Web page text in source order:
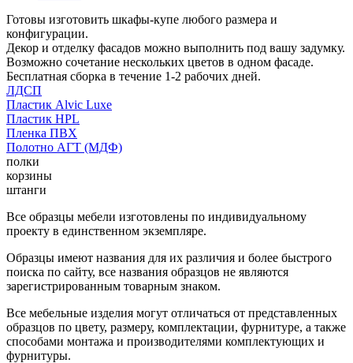
Готовы изготовить шкафы-купе любого размера и
конфигурации.
Декор и отделку фасадов можно выполнить под вашу задумку.
Возможно сочетание нескольких цветов в одном фасаде.
Бесплатная сборка в течение 1-2 рабочих дней.
ЛДСП
Пластик Alvic Luxe
Пластик HPL
Пленка ПВХ
Полотно АГТ (МДФ)
полки
корзины
штанги
Все образцы мебели изготовлены по индивидуальному
проекту в единственном экземпляре.
Образцы имеют названия для их различия и более быстрого
поиска по сайту, все названия образцов не являются
зарегистрированным товарным знаком.
Все мебельные изделия могут отличаться от представленных
образцов по цвету, размеру, комплектации, фурнитуре, а также
способами монтажа и производителями комплектующих и
фурнитуры.